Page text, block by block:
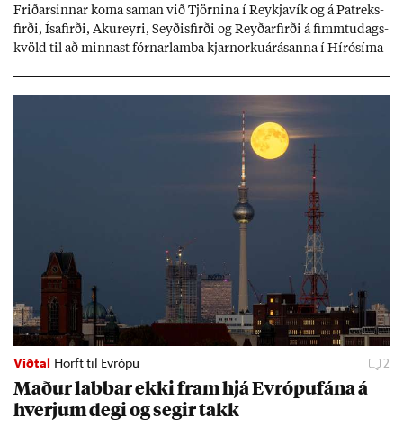
Frið­arsinn­ar koma sam­an við Tjörn­ina í Reykja­vík og á Pat­reks­
firði, Ísa­firði, Ak­ur­eyri, Seyð­is­firði og Reyð­ar­firði á fimmtu­dags­
kvöld til að minn­ast fórn­ar­lamba kjarn­orku­árás­anna í Hírósíma
Viðtal Horft til Evrópu 2
Mað­ur labb­ar ekki fram hjá Evr­ópuf­ána á
hverj­um degi og seg­ir takk